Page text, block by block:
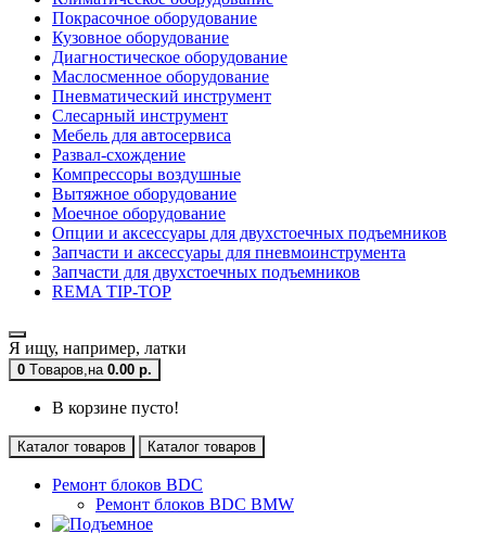
Покрасочное оборудование
Кузовное оборудование
Диагностическое оборудование
Маслосменное оборудование
Пневматический инструмент
Слесарный инструмент
Мебель для автосервиса
Развал-схождение
Компрессоры воздушные
Вытяжное оборудование
Моечное оборудование
Опции и аксессуары для двухстоечных подъемников
Запчасти и аксессуары для пневмоинструмента
Запчасти для двухстоечных подъемников
REMA TIP-TOP
Я ищу, например, латки
0 Tоваров,на 0.00 р.
В корзине пусто!
Каталог товаров Каталог товаров
Ремонт блоков BDC
Ремонт блоков BDC BMW